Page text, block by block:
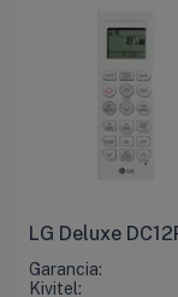
LG Deluxe
Garancia:
Kivitel: